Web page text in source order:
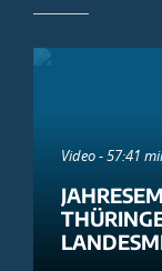
Video - 57:41